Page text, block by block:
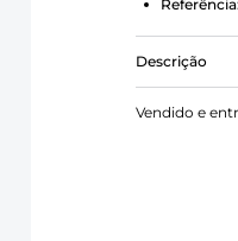
Referência:
Descrição
Uma nova
solução
Vendido e